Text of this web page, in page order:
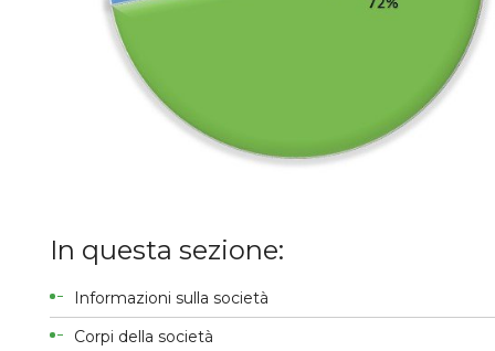
In questa sezione:
Informazioni sulla società
Corpi della società